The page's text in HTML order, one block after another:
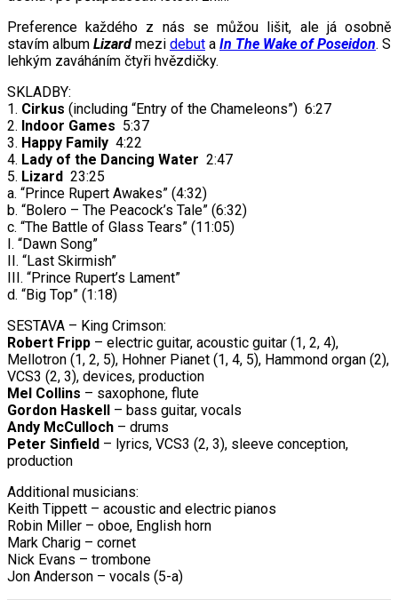
Preference každého z nás se můžou lišit, ale já osobně
stavím album Lizard mezi debut a In The Wake of Poseidon. S
lehkým zaváháním čtyři hvězdičky.
SKLADBY:
1. Cirkus (including “Entry of the Chameleons”) 6:27
2. Indoor Games 5:37
3. Happy Family 4:22
4. Lady of the Dancing Water 2:47
5. Lizard 23:25
a. “Prince Rupert Awakes” (4:32)
b. “Bolero – The Peacock’s Tale” (6:32)
c. “The Battle of Glass Tears” (11:05)
I. “Dawn Song”
II. “Last Skirmish”
III. “Prince Rupert’s Lament”
d. “Big Top” (1:18)
SESTAVA – King Crimson:
Robert Fripp – electric guitar, acoustic guitar (1, 2, 4),
Mellotron (1, 2, 5), Hohner Pianet (1, 4, 5), Hammond organ (2),
VCS3 (2, 3), devices, production
Mel Collins – saxophone, flute
Gordon Haskell – bass guitar, vocals
Andy McCulloch – drums
Peter Sinfield – lyrics, VCS3 (2, 3), sleeve conception,
production
Additional musicians:
Keith Tippett – acoustic and electric pianos
Robin Miller – oboe, English horn
Mark Charig – cornet
Nick Evans – trombone
Jon Anderson – vocals (5-a)